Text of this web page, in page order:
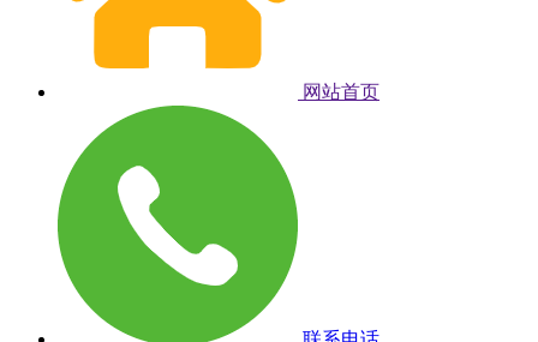
网站首页